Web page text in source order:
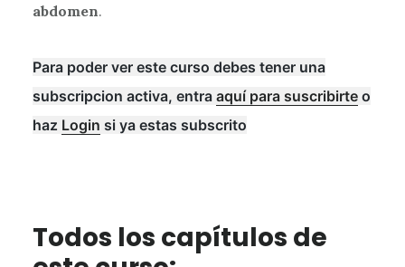
abdomen.
Para poder ver este curso debes tener una
subscripcion activa, entra aquí para suscribirteo
haz Login si ya estas subscrito
Todos los capítulos de